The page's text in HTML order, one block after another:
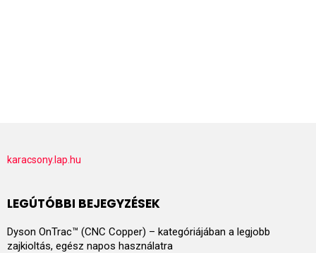
karacsony.lap.hu
LEGÚTÓBBI BEJEGYZÉSEK
Dyson OnTrac™ (CNC Copper) – kategóriájában a legjobb
zajkioltás, egész napos használatra